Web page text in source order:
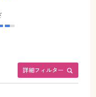
詳細フィルター